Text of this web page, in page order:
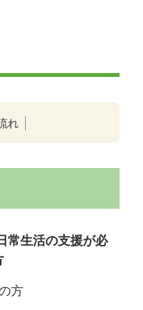
れ
常生活の支援が必
方